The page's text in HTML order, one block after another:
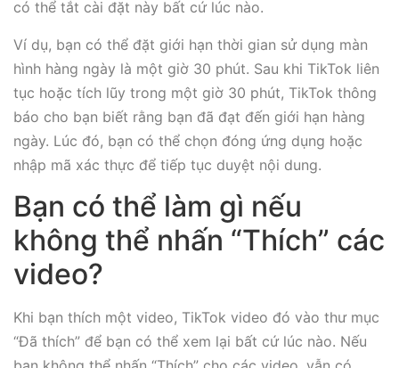
có thể tắt cài đặt này bất cứ lúc nào.
Ví dụ, bạn có thể đặt giới hạn thời gian sử dụng màn
hình hàng ngày là một giờ 30 phút. Sau khi TikTok liên
tục hoặc tích lũy trong một giờ 30 phút, TikTok thông
báo cho bạn biết rằng bạn đã đạt đến giới hạn hàng
ngày. Lúc đó, bạn có thể chọn đóng ứng dụng hoặc
nhập mã xác thực để tiếp tục duyệt nội dung.
Bạn có thể làm gì nếu
không thể nhấn “Thích” các
video?
Khi bạn thích một video, TikTok video đó vào thư mục
“Đã thích” để bạn có thể xem lại bất cứ lúc nào. Nếu